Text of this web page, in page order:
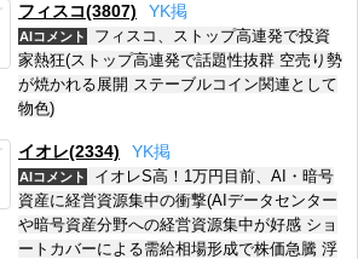
フィスコ(3807) YK掲
AIコメント
フィスコ、ストップ高連発で投資
家熱狂(ストップ高連発で話題性抜群 空売り勢
が焼かれる展開 ステーブルコイン関連として
物色)
イオレ(2334) YK掲
AIコメント
イオレS高！1万円目前、AI・暗号
資産に経営資源集中の衝撃(AIデータセンター
や暗号資産分野への経営資源集中が好感 ショ
ートカバーによる需給相場形成で株価急騰 浮